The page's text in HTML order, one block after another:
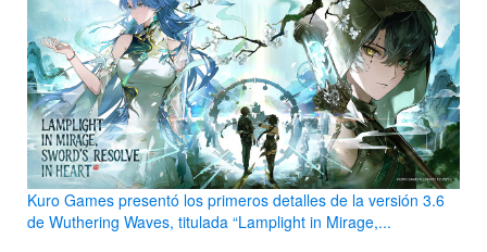
Kuro Games presentó los primeros detalles de la versión 3.6
de Wuthering Waves, titulada “Lamplight in Mirage,...